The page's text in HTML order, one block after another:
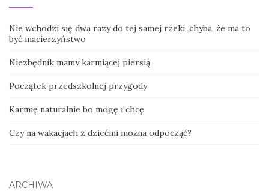
Nie wchodzi się dwa razy do tej samej rzeki, chyba, że ma to
być macierzyństwo
Niezbędnik mamy karmiącej piersią
Początek przedszkolnej przygody
Karmię naturalnie bo mogę i chcę
Czy na wakacjach z dziećmi można odpocząć?
ARCHIWA